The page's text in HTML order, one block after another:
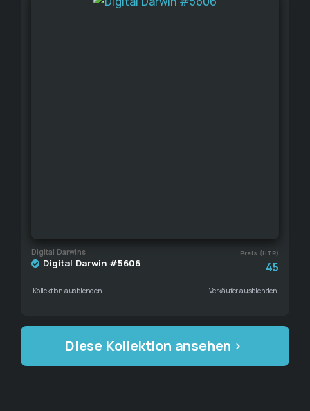
Digital Darwins Preis (HTR)
Digital Darwin #5606 45
Kollektion ausblenden Verkäufer ausblenden
Diese Kollektion ansehen